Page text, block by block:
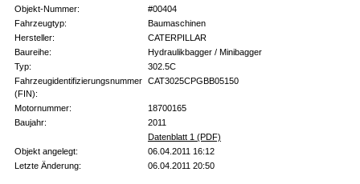
Objekt-Nummer:
#00404
Fahrzeugtyp:
Baumaschinen
Hersteller:
CATERPILLAR
Baureihe:
Hydraulikbagger / Minibagger
Typ:
302.5C
Fahrzeugidentifizierungsnummer
(FIN):
CAT3025CPGBB05150
Motornummer:
18700165
Baujahr:
2011
Datenblatt 1 (PDF)
Objekt angelegt:
06.04.2011 16:12
Letzte Änderung:
06.04.2011 20:50